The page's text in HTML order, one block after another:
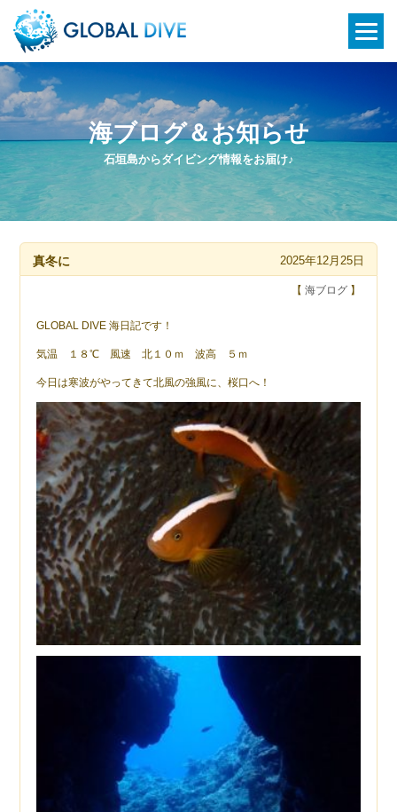
石垣島からダイビング情報をお届け♪
海ブログ＆お知らせ
真冬に 2025年12月25日
【 海ブログ】
GLOBAL DIVE 海日記です！
気温 １８℃ 風速 北１０ｍ 波高 ５ｍ
今日は寒波がやってきて北風の強風に、桜口へ！